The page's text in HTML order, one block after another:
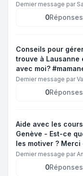
Dernier message par
0Réponses
Conseils pour
trouve à Lausanne
avec moi?
Dernier message par
0Réponses
Aide avec les
Genève - Est-ce
les motiver ? Merci
Dernier message par
0Réponses